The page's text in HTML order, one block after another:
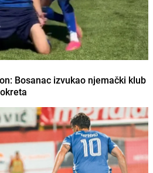
Bosanac izvukao njemački klub